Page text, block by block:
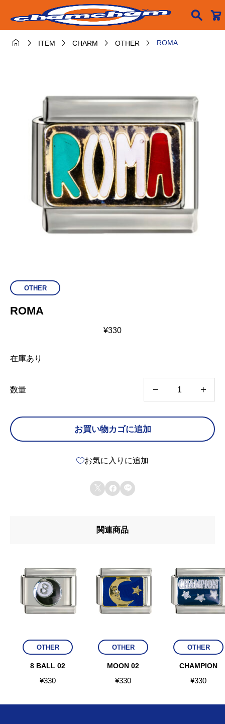

  ITEM  CHARM  OTHER  ROMA
OTHER
ROMA
¥330
在庫あり
数量
O
M
お買い物カゴに追加
お気に入りに追加
  
関連商品
OTHER
8 BALL 02
¥330
OTHER
MOON 02
¥330
OTHER
CHAMPION
¥330